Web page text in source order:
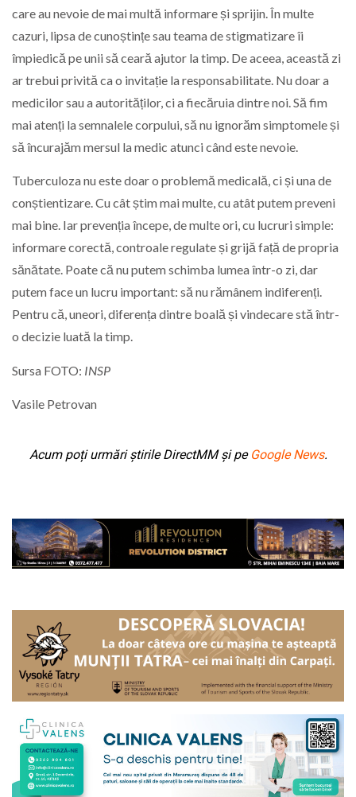
care au nevoie de mai multă informare și sprijin. În multe
cazuri, lipsa de cunoștințe sau teama de stigmatizare îi
împiedică pe unii să ceară ajutor la timp. De aceea, această zi
ar trebui privită ca o invitație la responsabilitate. Nu doar a
medicilor sau a autorităților, ci a fiecăruia dintre noi. Să fim
mai atenți la semnalele corpului, să nu ignorăm simptomele și
să încurajăm mersul la medic atunci când este nevoie.
Tuberculoza nu este doar o problemă medicală, ci și una de
conștientizare. Cu cât știm mai multe, cu atât putem preveni
mai bine. Iar prevenția începe, de multe ori, cu lucruri simple:
informare corectă, controale regulate și grijă față de propria
sănătate. Poate că nu putem schimba lumea într-o zi, dar
putem face un lucru important: să nu rămânem indiferenți.
Pentru că, uneori, diferența dintre boală și vindecare stă într-
o decizie luată la timp.
Sursa FOTO: INSP
Vasile Petrovan
Acum poți urmări știrile DirectMM și pe Google News.